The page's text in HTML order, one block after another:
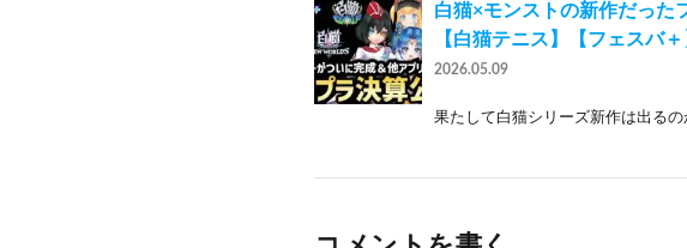
白猫×モンストの新作だった
【白猫テニス】【フェスバ＋
2026.05.09
果たして白猫シリーズ新作は出る